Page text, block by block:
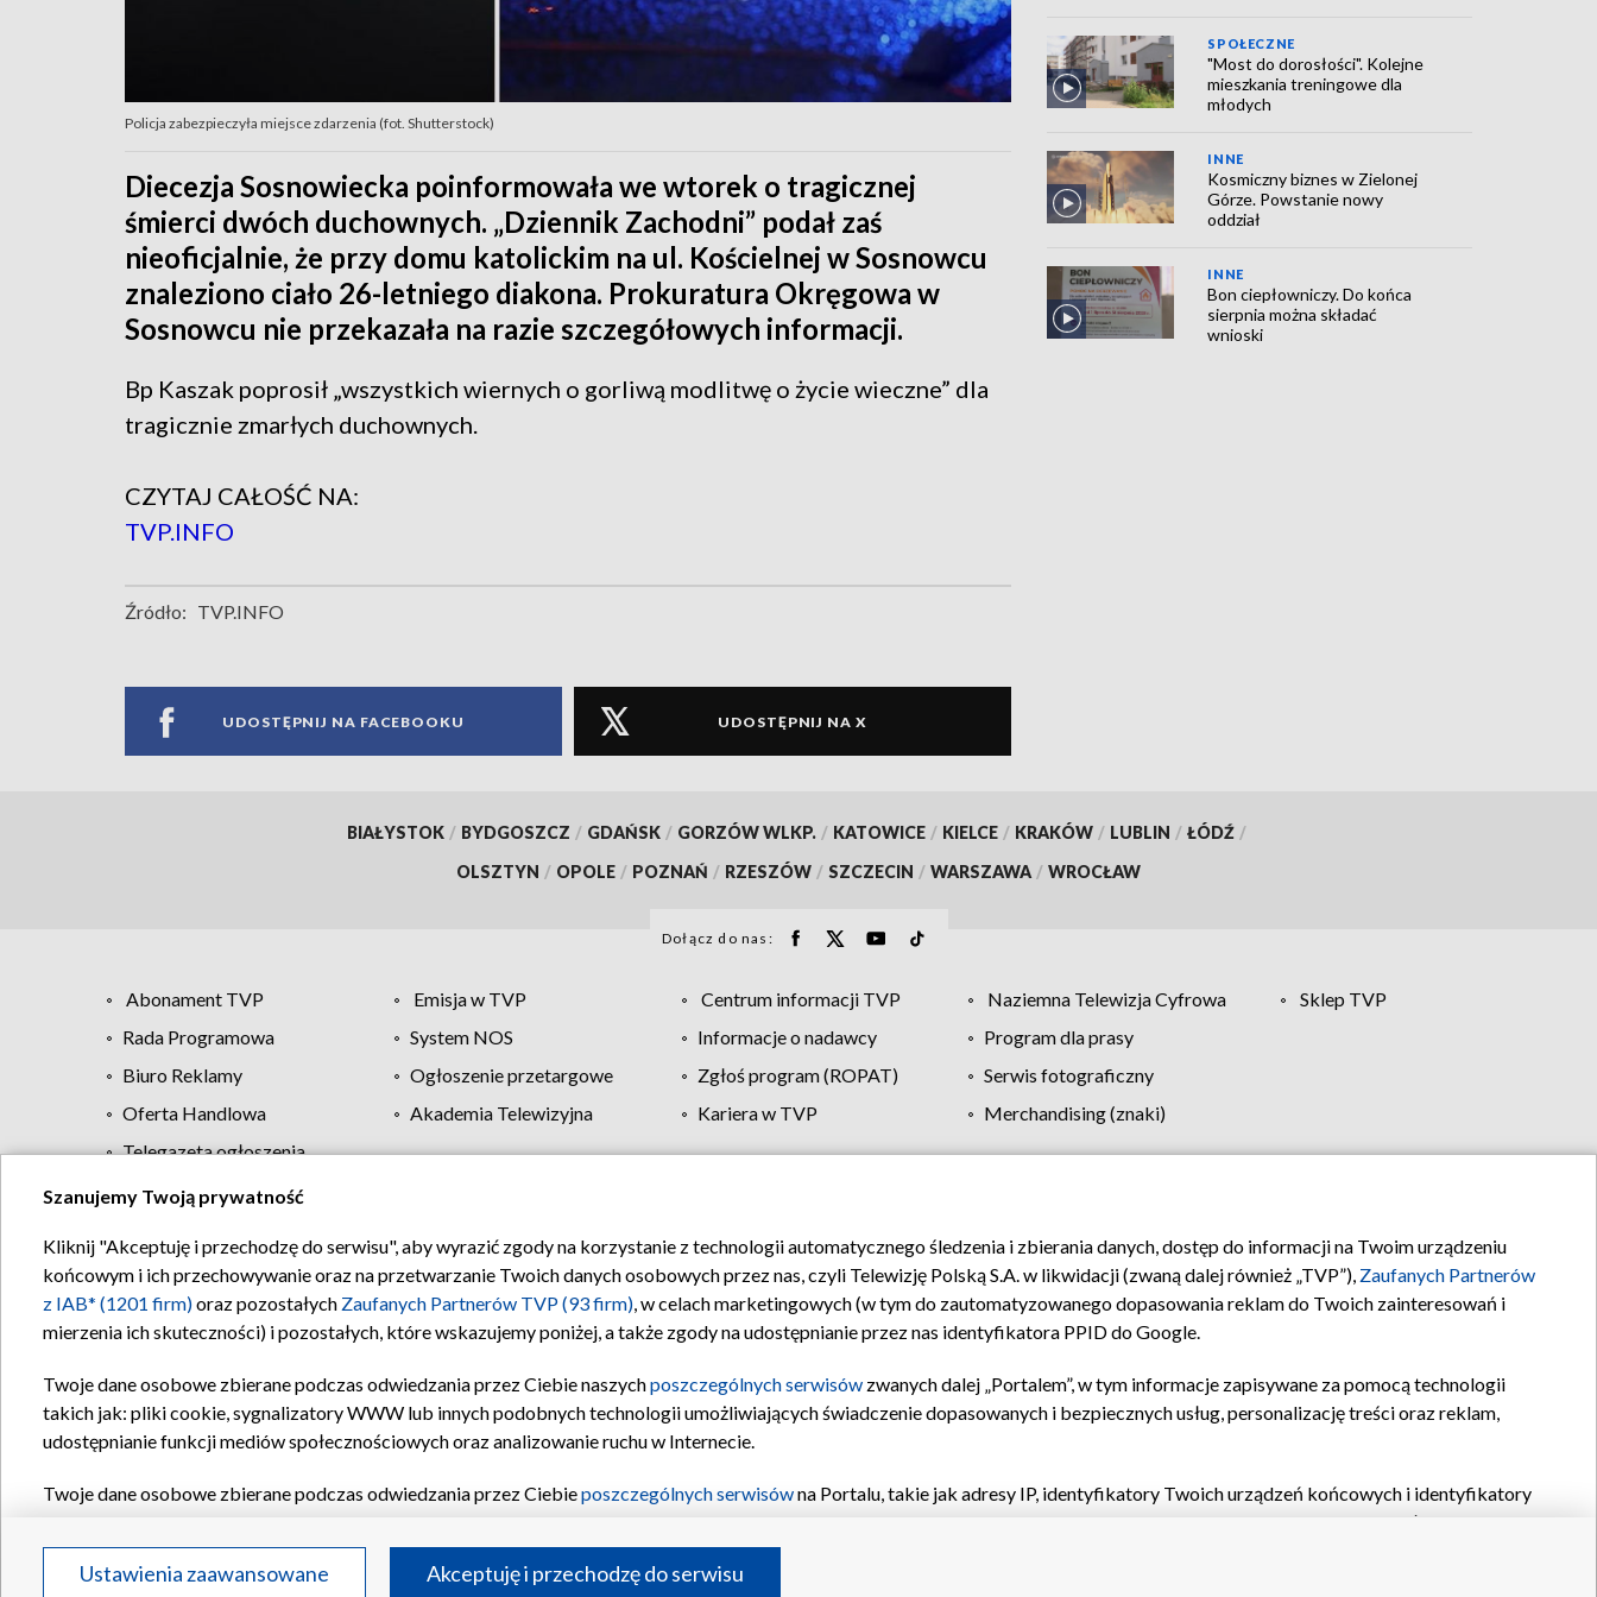
Policja zabezpieczyła miejsce zdarzenia (fot. Shutterstock)
Diecezja Sosnowiecka poinformowała we wtorek o tragicznej
śmierci dwóch duchownych. „Dziennik Zachodni” podał zaś
nieoficjalnie, że przy domu katolickim na ul. Kościelnej w Sosnowcu
znaleziono ciało 26-letniego diakona. Prokuratura Okręgowa w
Sosnowcu nie przekazała na razie szczegółowych informacji.
Bp Kaszak poprosił „wszystkich wiernych o gorliwą modlitwę o życie wieczne” dla
tragicznie zmarłych duchownych.
CZYTAJ CAŁOŚĆ NA:
TVP.INFO
Źródło: TVP.INFO
UDOSTĘPNIJ NA FACEBOOKU UDOSTĘPNIJ NA X
SPOŁECZNE
"Most do dorosłości". Kolejne
mieszkania treningowe dla
młodych
INNE
Kosmiczny biznes w Zielonej
Górze. Powstanie nowy
oddział
INNE
Bon ciepłowniczy. Do końca
sierpnia można składać
wnioski
BIAŁYSTOK / BYDGOSZCZ / GDAŃSK / GORZÓW WLKP. / KATOWICE / KIELCE / KRAKÓW / LUBLIN / ŁÓDŹ /
OLSZTYN / OPOLE / POZNAŃ / RZESZÓW / SZCZECIN / WARSZAWA / WROCŁAW
Dołącz do nas:
Abonament TVP Emisja w TVP Centrum informacji TVP Naziemna Telewizja Cyfrowa
Sklep TVP
Rada Programowa
System NOS Informacje o nadawcy
Program dla prasy
Biuro Reklamy
Ogłoszenie przetargowe Zgłoś program (ROPAT)
Serwis fotograficzny
Oferta Handlowa
Akademia Telewizyjna Kariera w TVP
Merchandising (znaki)
Telegazeta ogłoszenia
Regulamin TVP Polityka prywatności Moje zgody Pomoc Biuro reklamy Kontakt
Szanujemy Twoją prywatność
Kliknij "Akceptuję i przechodzę do serwisu", aby wyrazić zgody na korzystanie z technologii automatycznego śledzenia i zbierania danych, dostęp do informacji na Twoim urządzeniu
końcowym i ich przechowywanie oraz na przetwarzanie Twoich danych osobowych przez nas, czyli Telewizję Polską S.A. w likwidacji (zwaną dalej również „TVP”), Zaufanych Partnerów
z IAB* (1201 firm)oraz pozostałych Zaufanych Partnerów TVP (93 firm), w celach marketingowych (w tym do zautomatyzowanego dopasowania reklam do Twoich zainteresowań i
mierzenia ich skuteczności) i pozostałych, które wskazujemy poniżej, a także zgody na udostępnianie przez nas identyfikatora PPID do Google.
Twoje dane osobowe zbierane podczas odwiedzania przez Ciebie naszychposzczególnych serwisów zwanych dalej „Portalem”, w tym informacje zapisywane za pomocą technologii
takich jak: pliki cookie, sygnalizatory WWW lub innych podobnych technologii umożliwiających świadczenie dopasowanych i bezpiecznych usług, personalizację treści oraz reklam,
udostępnianie funkcji mediów społecznościowych oraz analizowanie ruchu w Internecie.
Twoje dane osobowe zbierane podczas odwiedzania przez Ciebieposzczególnych serwisówna Portalu, takie jak adresy IP, identyfikatory Twoich urządzeń końcowych i identyfikatory
oraz pozostałych
Partnerów TVPdla realizacji następujących celów i funkcji: przechowywania informacji na urządzeniu lub dostęp do nich, wyboru podstawowych reklam, wyboru spersonalizowanych
reklam, tworzenia profilu spersonalizowanych reklam, tworzenia profilu spersonalizowanych treści, wyboru spersonalizowanych treści, pomiaru wydajności reklam, pomiaru wydajności
Ustawienia zaawansowane Akceptuję i przechodzę do serwisu